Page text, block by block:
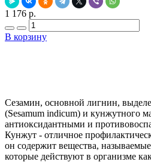
1 176 р.
В корзину
Сезамин, основной лигнин,
(Sesamum indicum) и кунжутного
антиоксидантными и
Кунжут - отличное
он содержит вещества,
которые действуют в организме